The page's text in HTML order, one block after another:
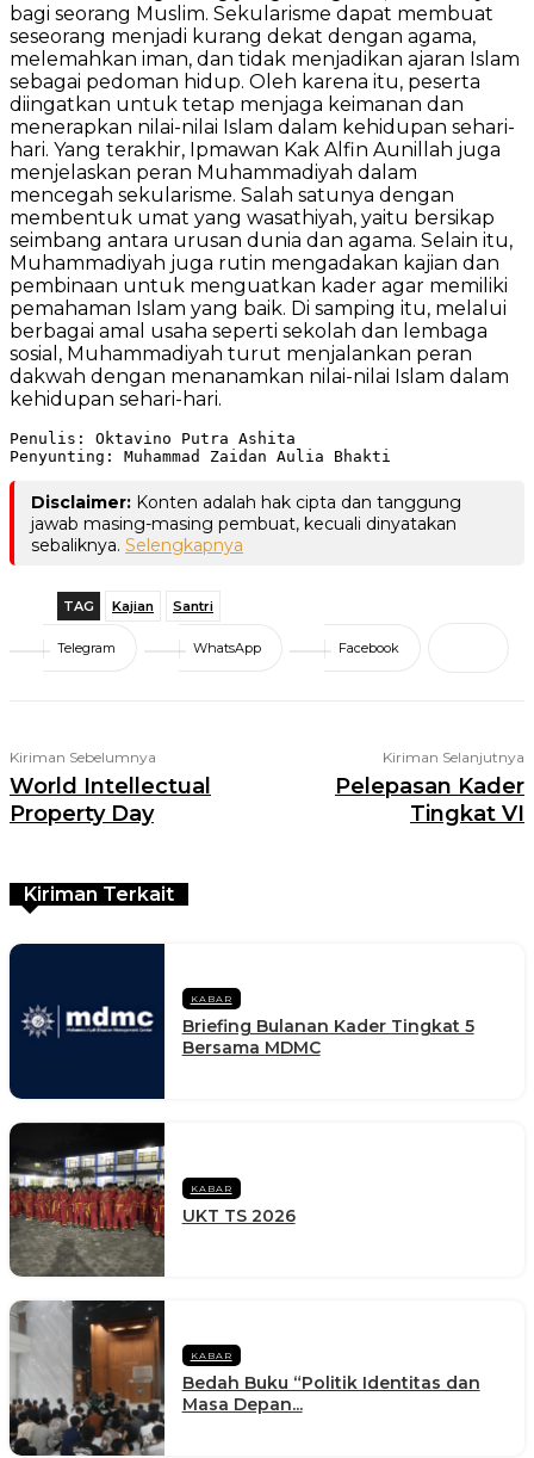
bagi seorang Muslim. Sekularisme dapat membuat
seseorang menjadi kurang dekat dengan agama,
melemahkan iman, dan tidak menjadikan ajaran Islam
sebagai pedoman hidup. Oleh karena itu, peserta
diingatkan untuk tetap menjaga keimanan dan
menerapkan nilai-nilai Islam dalam kehidupan sehari-
hari. Yang terakhir, Ipmawan Kak Alfin Aunillah juga
menjelaskan peran Muhammadiyah dalam
mencegah sekularisme. Salah satunya dengan
membentuk umat yang wasathiyah, yaitu bersikap
seimbang antara urusan dunia dan agama. Selain itu,
Muhammadiyah juga rutin mengadakan kajian dan
pembinaan untuk menguatkan kader agar memiliki
pemahaman Islam yang baik. Di samping itu, melalui
berbagai amal usaha seperti sekolah dan lembaga
sosial, Muhammadiyah turut menjalankan peran
dakwah dengan menanamkan nilai-nilai Islam dalam
kehidupan sehari-hari.
Penulis: Oktavino Putra Ashita
Penyunting: Muhammad Zaidan Aulia Bhakti
Disclaimer: Konten adalah hak cipta dan tanggung
jawab masing-masing pembuat, kecuali dinyatakan
sebaliknya. Selengkapnya
TAG Kajian Santri
Telegram WhatsApp Facebook
Kiriman Sebelumnya
World Intellectual
Property Day
Kiriman Selanjutnya
Pelepasan Kader
Tingkat VI
Kiriman Terkait
KABAR
Briefing Bulanan Kader Tingkat 5
Bersama MDMC
KABAR
UKT TS 2026
KABAR
Bedah Buku “Politik Identitas dan
Masa Depan...